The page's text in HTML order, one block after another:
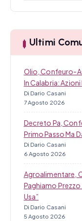
a
Ultimi
Olio, Confeuro-
In Calabria:
Di Dario Casani
7 Agosto 2026
Decreto Pa,
Primo Passo Ma
Di Dario Casani
6 Agosto 2026
Agroalimentare,
Paghiamo
Usa”
Di Dario Casani
5 Agosto 2026